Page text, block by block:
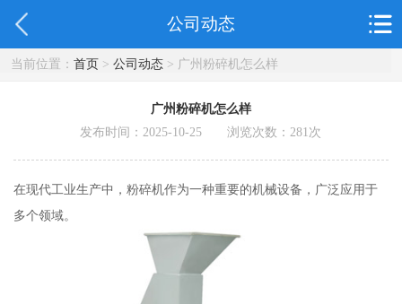
公司动态
当前位置： 首页> 公司动态> 广州粉碎机怎么样
广州粉碎机怎么样
发布时间：2025-10-25 浏览次数：281次
在现代工业生产中，粉碎机作为一种重要的机械设备，广泛应用于
多个领域。